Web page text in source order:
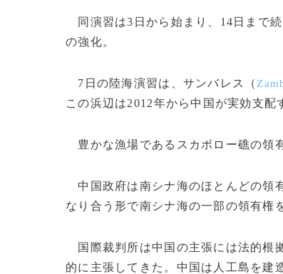
同演習は3日から始まり、14日まで
の強化。
7日の陸海演習は、サンバレス（
この浜辺は2012年から中国が実効支配
豊かな漁場であるスカボロー礁の領
中国政府は南シナ海のほとんどの領
なり合う形で南シナ海の一部の領有権
国際裁判所は中国の主張には法的根
的に主張してきた。中国は人工島を建